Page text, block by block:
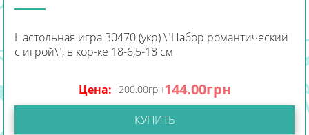
Настольная игра 30470 (укр) \"Набор романтический
с игрой\", в кор-ке 18-6,5-18 см
Цена: 200.00грн144.00грн
КУПИТЬ